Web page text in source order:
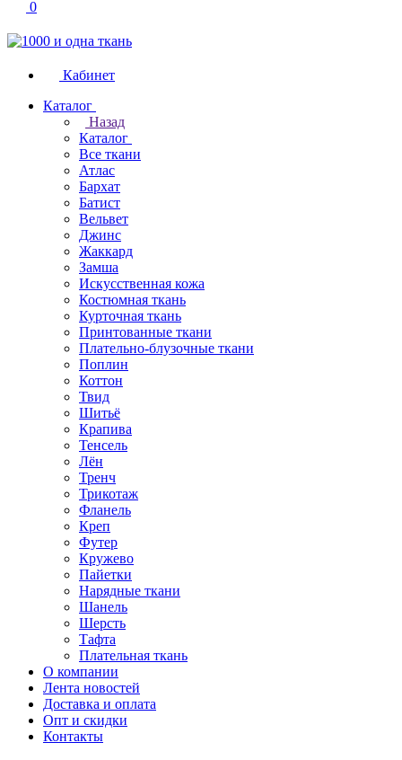
0
Кабинет
Каталог
Назад
Каталог
Все ткани
Атлас
Бархат
Батист
Вельвет
Джинс
Жаккард
Замша
Искусственная кожа
Костюмная ткань
Курточная ткань
Принтованные ткани
Плательно-блузочные ткани
Поплин
Коттон
Твид
Шитьё
Крапива
Тенсель
Лён
Тренч
Трикотаж
Фланель
Креп
Футер
Кружево
Пайетки
Нарядные ткани
Шанель
Шерсть
Тафта
Плательная ткань
О компании
Лента новостей
Доставка и оплата
Опт и скидки
Контакты